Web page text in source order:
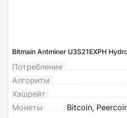
Bitmain Antminer U3S21EXPH
Потребление
Алгоритм
Хэшрейт
Монеты
Bitcoin,